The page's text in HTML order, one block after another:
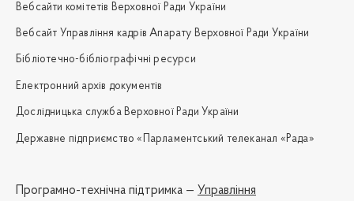
Вебсайти комітетів Верховної Ради України
Вебсайт Управління кадрів Апарату Верховної Ради України
Бібліотечно-бібліографічні ресурси
Електронний архів документів
Дослідницька служба Верховної Ради України
Державне підприємство «Парламентський телеканал «Рада»
Програмно-технічна підтримка — Управління